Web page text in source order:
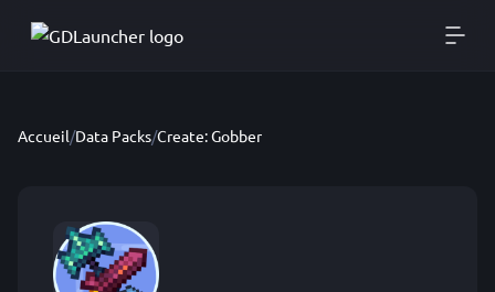
Accueil/Data Packs/Create: Gobber